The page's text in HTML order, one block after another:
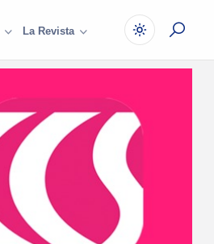
La Revista